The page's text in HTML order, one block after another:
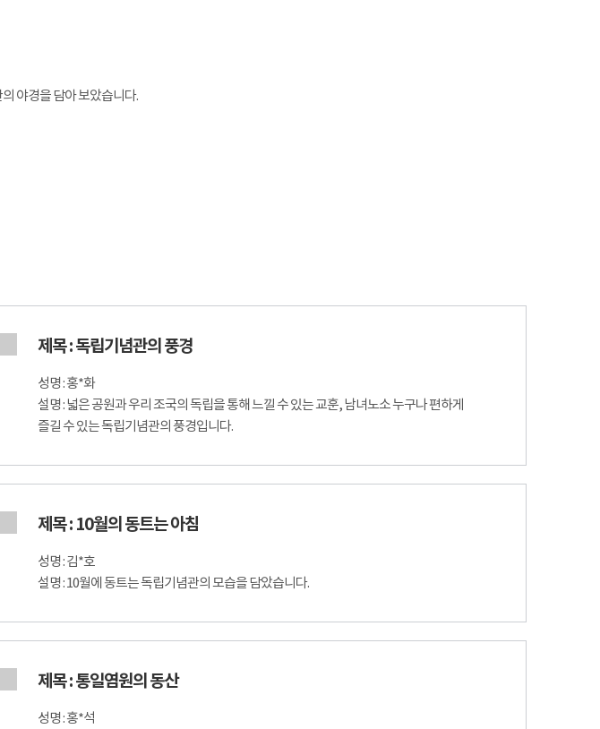
야경을 담아 보았습니다.
제목 : 독립기념관의 풍경
성명 : 홍*화
설명 : 넓은 공원과 우리 조국의 독립을 통해 느낄 수 있는 교훈, 남녀노소 누구나 편하게
즐길 수 있는 독립기념관의 풍경입니다.
제목 : 10월의 동트는 아침
성명 : 김*호
설명 : 10월에 동트는 독립기념관의 모습을 담았습니다.
제목 : 통일염원의 동산
성명 : 홍*석